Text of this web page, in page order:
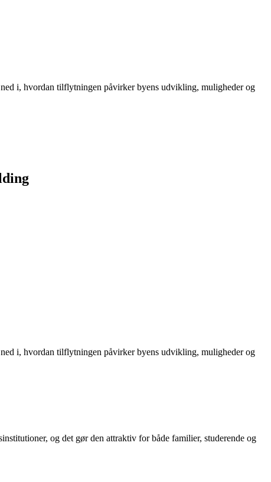
i, hvordan tilflytningen påvirker byens udvikling, muligheder og
i, hvordan tilflytningen påvirker byens udvikling, muligheder og
og det gør den attraktiv for både familier, studerende og